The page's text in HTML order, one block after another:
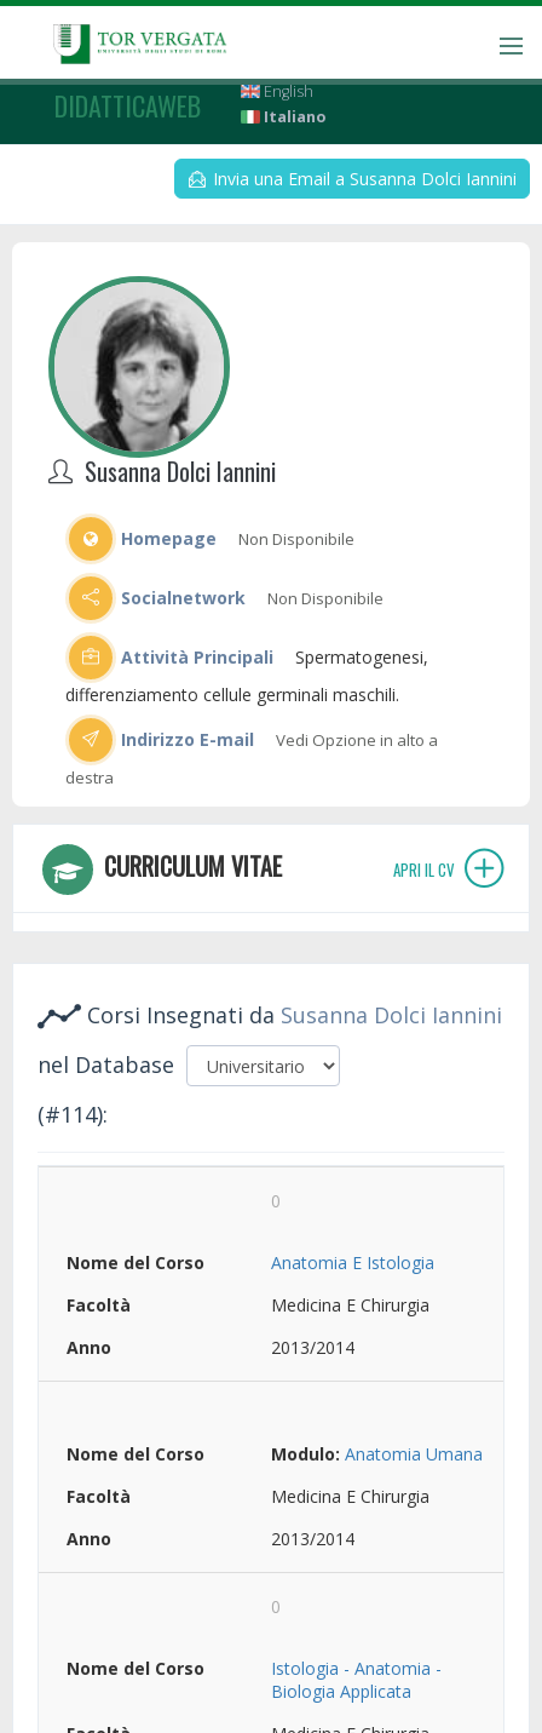
DIDATTICAWEB
English
Italiano
Invia una Email a Susanna Dolci Iannini
Susanna Dolci Iannini
Homepage Non Disponibile
Socialnetwork Non Disponibile
Attività Principali
differenziamento cellule germinali maschili.
Indirizzo E-mail
Vedi Opzione in alto a
destra
CURRICULUM VITAE APRI IL CV
Corsi Insegnati da Susanna Dolci Iannini
nel Database
(#114):
0
Anatomia E Istologia
Medicina E Chirurgia
2013/2014
Modulo: Anatomia Umana
Medicina E Chirurgia
2013/2014
0
Istologia - Anatomia -
Biologia Applicata